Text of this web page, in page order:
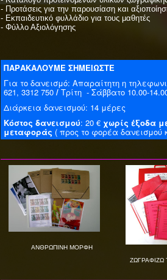
- Προτάσεις για την παρουσίαση και
- Εκπαιδευτικό φυλλάδιο για τους μαθητές
- Φύλλο Αξιολόγησης
ΠΑΡΑΚΑΛΟΥΜΕ ΣΗΜΕΙΩΣΤΕ
Για το δανεισμό: Απαραίτητη η
621, 3312 750 /Τρίτη - Σάββατο 10.00-
Διάρκεια δανεισμού: 14 μέρες
Κόστος δανεισμού: 20 € χωρίς έξοδα
μεταφοράς ( προς το φορέα δανεισμού
ΑΝΘΡΩΠΙΝΗ ΜΟΡΦΗ
ΖΩΓΡΑΦΙΖΩ